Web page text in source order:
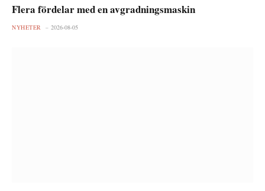
Flera fördelar med en avgradningsmaskin
NYHETER 2026-08-05